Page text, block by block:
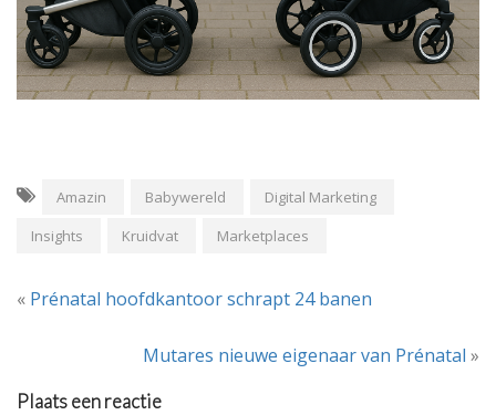
Amazin Babywereld
Digital Marketing
Insights
Kruidvat Marketplaces
« Prénatal hoofdkantoor schrapt 24 banen
Mutares nieuwe eigenaar van Prénatal »
Plaats een reactie